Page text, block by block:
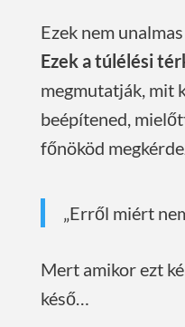
Ezek nem
Ezek a túlélési
megmutatják, mit
beépítened,
főnököd
„Erről miért
Mert amikor ezt
késő…